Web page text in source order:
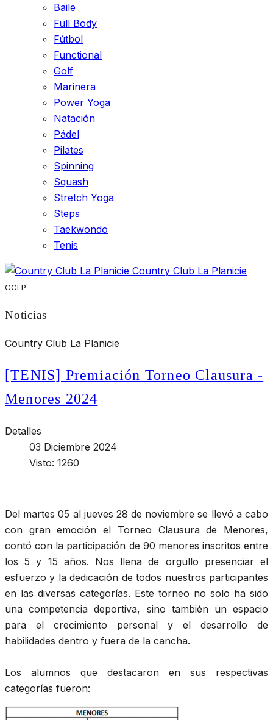
Baile
Full Body
Fútbol
Functional
Golf
Marinera
Power Yoga
Natación
Pádel
Pilates
Spinning
Squash
Stretch Yoga
Steps
Taekwondo
Tenis
Country Club La Planicie
CCLP
Noticias
Country Club La Planicie
[TENIS] Premiación Torneo Clausura -
Menores 2024
Detalles
03 Diciembre 2024
Visto: 1260
Del martes 05 al jueves 28 de noviembre se llevó a cabo
con gran emoción el Torneo Clausura de Menores,
contó con la participación de 90 menores inscritos entre
los 5 y 15 años. Nos llena de orgullo presenciar el
esfuerzo y la dedicación de todos nuestros participantes
en las diversas categorías. Este torneo no solo ha sido
una competencia deportiva, sino también un espacio
para el crecimiento personal y el desarrollo de
habilidades dentro y fuera de la cancha.
Los alumnos que destacaron en sus respectivas
categorías fueron: